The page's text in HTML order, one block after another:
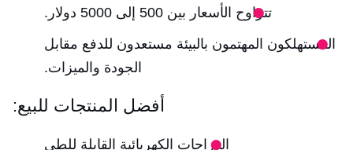
تتراوح الأسعار بين 500 إلى 5000 دولار.
المستهلكون المهتمون بالبيئة مستعدون للدفع مقابل
الجودة والميزات.
أفضل المنتجات للبيع:
الدراجات الكهربائية القابلة للطي